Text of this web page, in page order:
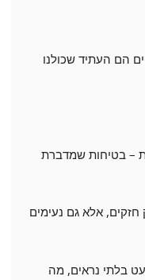
הם העתיד שכולנו
– בטיחות שמדברת
חזקים, אלא גם נעימים
בלתי נראים, מה